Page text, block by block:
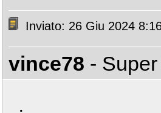
Inviato: 26 Giu 2024
vince78 -